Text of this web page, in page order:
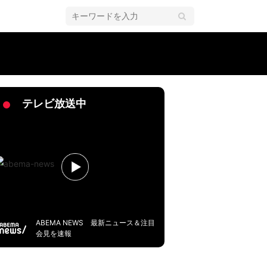
テレビ放送中
ABEMA NEWS 最新ニュース＆注目
会見を速報